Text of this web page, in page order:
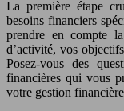
La première étape
besoins financiers
prendre en compte
d’activité, vos
Posez-vous des
financières qui vous
votre gestion